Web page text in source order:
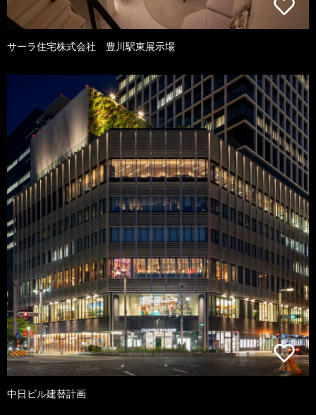
サーラ住宅株式会社 豊川駅東展示場
中日ビル建替計画